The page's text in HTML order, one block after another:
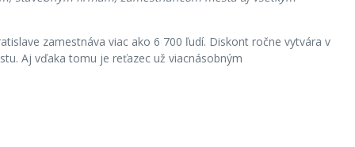
zamestnáva viac ako 6 700 ľudí. Diskont ročne vytvára v
Aj vďaka tomu je reťazec už viacnásobným